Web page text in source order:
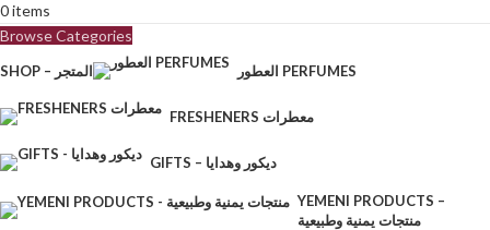
0items
Browse Categories
SHOP – المتجر العطور PERFUMES
FRESHENERS معطرات
GIFTS – ديكور وهدايا
YEMENI PRODUCTS –
منتجات يمنية وطبيعية